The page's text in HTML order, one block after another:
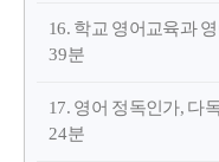
16. 학교 영어교육과
39분
17. 영어 정독인가, 다
24분